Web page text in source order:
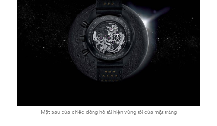
Mặt sau của chiếc đồng hồ tái hiện vùng tối của mặt trăng